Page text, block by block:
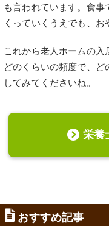
も言われています。食
くっていくうえでも、お
これから老人ホームの
どのくらいの頻度で、ど
してみてくださいね。
栄養
おすすめ記事